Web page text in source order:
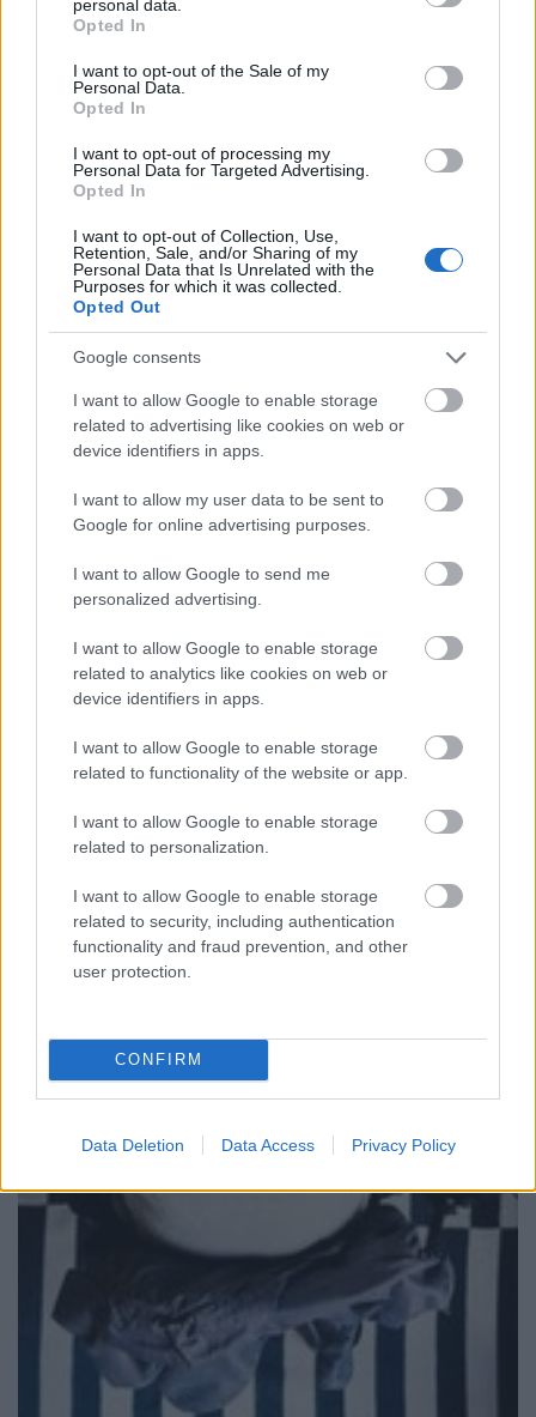
grant or deny consent to Google and its third-party tags to
use your data for below specified purposes in below Google
consent section.
personal data.
Opted In
I want to opt-out of the Sale of my
Personal Data.
Opted In
I want to opt-out of processing my
Personal Data for Targeted Advertising.
Opted In
I want to opt-out of Collection, Use,
Retention, Sale, and/or Sharing of my
Personal Data that Is Unrelated with the
Purposes for which it was collected.
Opted Out
Google consents
I want to allow Google to enable storage
related to advertising like cookies on web or
device identifiers in apps.
I want to allow my user data to be sent to
Google for online advertising purposes.
I want to allow Google to send me
personalized advertising.
I want to allow Google to enable storage
related to analytics like cookies on web or
device identifiers in apps.
I want to allow Google to enable storage
related to functionality of the website or app.
I want to allow Google to enable storage
related to personalization.
I want to allow Google to enable storage
related to security, including authentication
functionality and fraud prevention, and other
user protection.
CONFIRM
Data Deletion Data Access Privacy Policy
Ginünket számos koktél alapjaként is felhasználhatjuk,
Az otthoni munkavégzés lehet a
munkáltatók új trendje
homo_ludens•2021. október 30.